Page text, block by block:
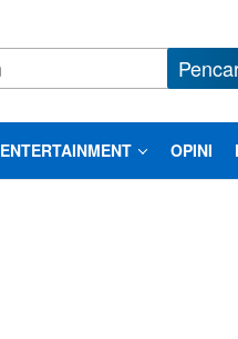
ENTERTAINMENT OPINI